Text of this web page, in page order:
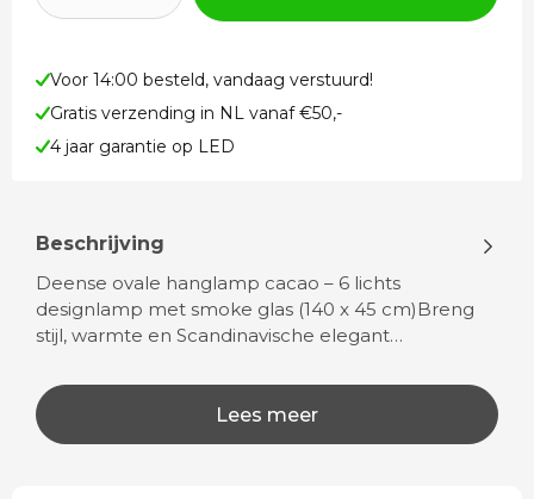
Voor 14:00 besteld, vandaag verstuurd!
Gratis verzending in NL vanaf €50,-
4 jaar garantie op LED
Beschrijving
Deense ovale hanglamp cacao – 6 lichts
designlamp met smoke glas (140 x 45 cm)Breng
stijl, warmte en Scandinavische elegant…
Lees meer